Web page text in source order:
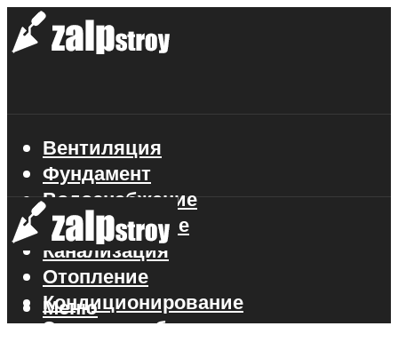
Вентиляция
Фундамент
Водоснабжение
Газоснабжение
Канализация
Отопление
Кондиционирование
Электроснабжение
Меню